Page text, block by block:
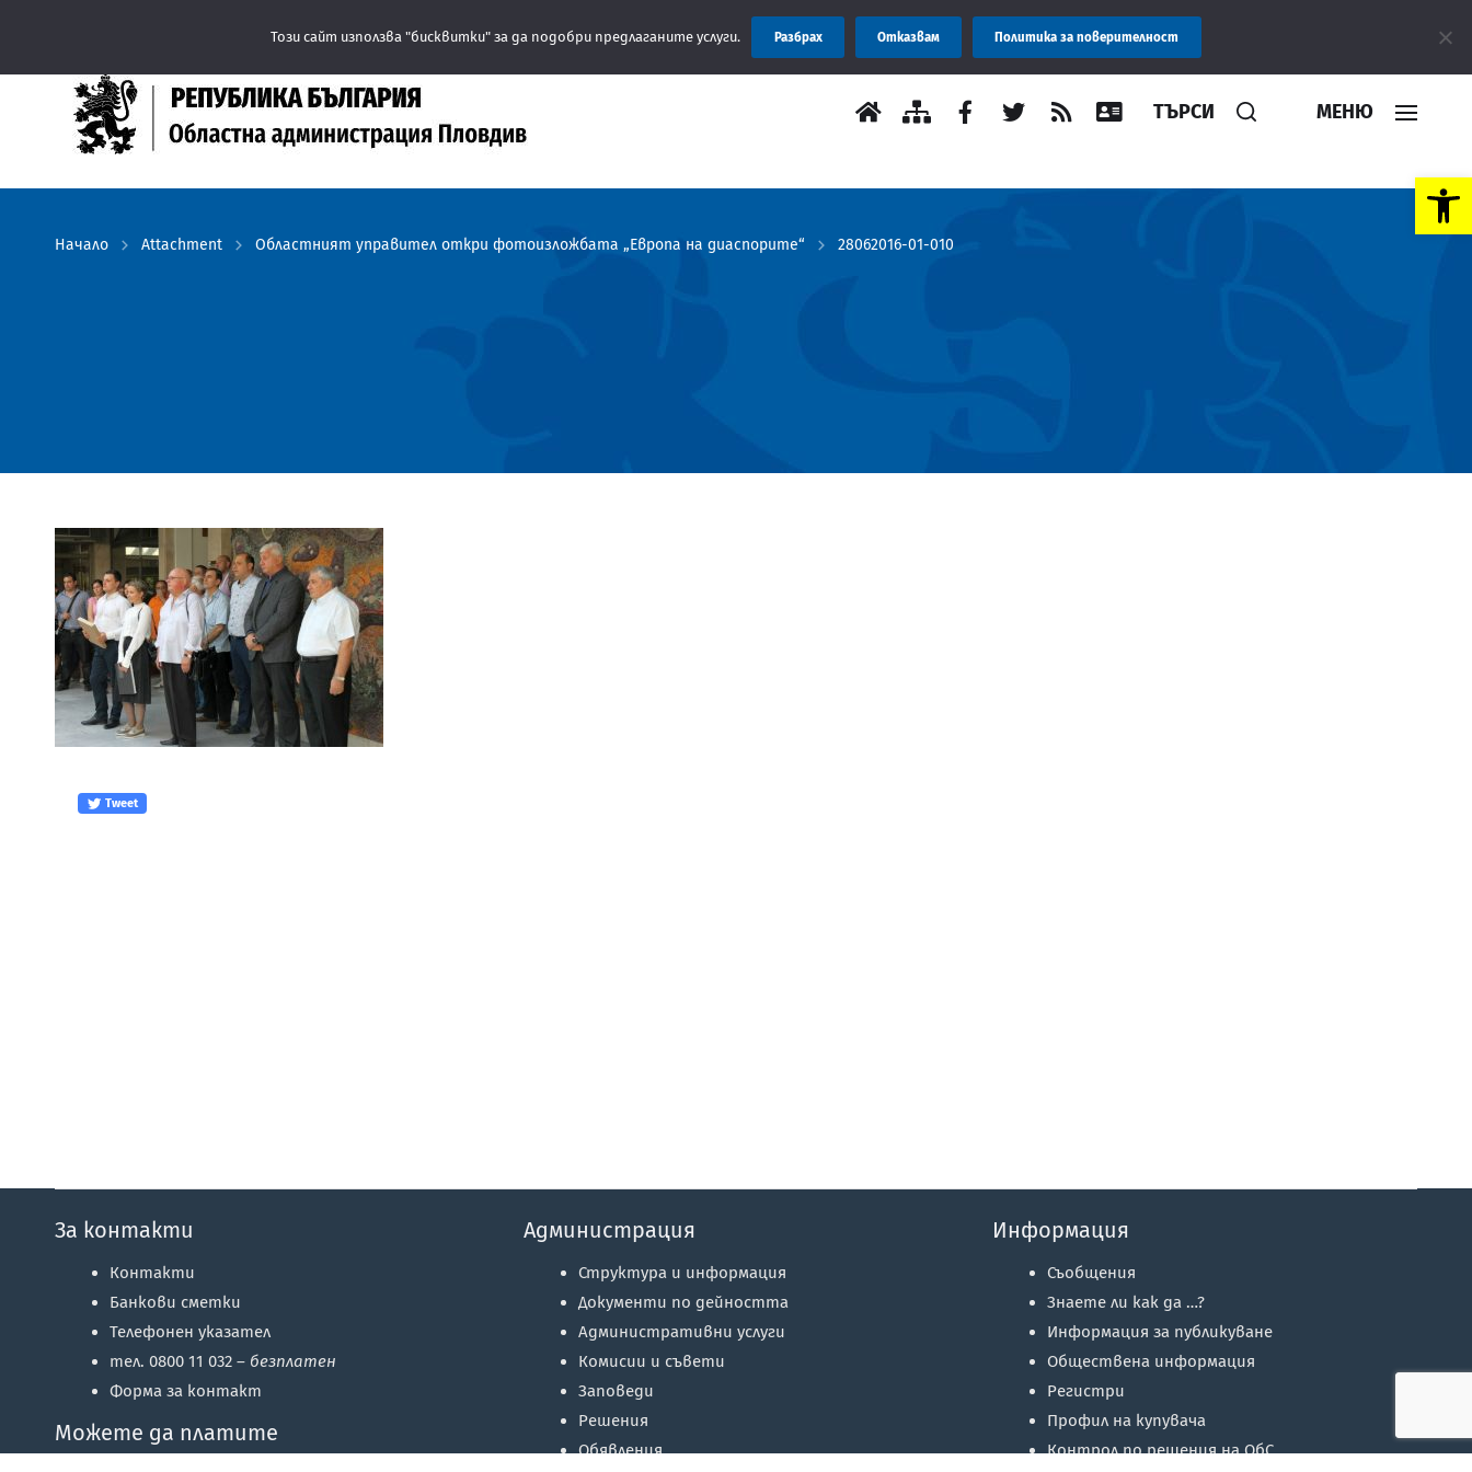
Open toolbar
Съобщение: Областна администрация Пловдив
ТЪРСИ МЕНЮ
Начало Attachment Областният управител откри фотоизложбата „Европа на диаспорите“ 28062016-01-010
Tweet
За контакти
Контакти
Банкови сметки
Телефонен указател
тел. 0800 11 032 – безплатен
Форма за контакт
Можете да платите
Администрация
Структура и информация
Документи по дейността
Административни услуги
Комисии и съвети
Заповеди
Решения
Обявления
Информация
Съобщения
Знаете ли как да …?
Информация за публикуване
Обществена информация
Регистри
Профил на купувача
Контрол по решения на ОбС
Този сайт използва "бисквитки" за да подобри предлаганите услуги. Разбрах Отказвам Политика за поверителност